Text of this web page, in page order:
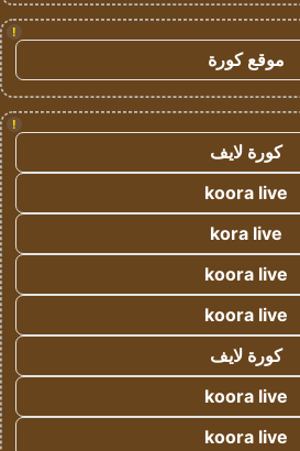
!
موقع كورة
!
كورة لايف
koora live
kora live
koora live
koora live
كورة لايف
koora live
koora live